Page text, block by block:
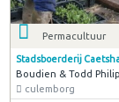
Permacultuur
Stadsboerderij
Boudien & Todd
culemborg